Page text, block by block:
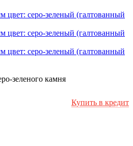
зеленого камня
Купить в кредит